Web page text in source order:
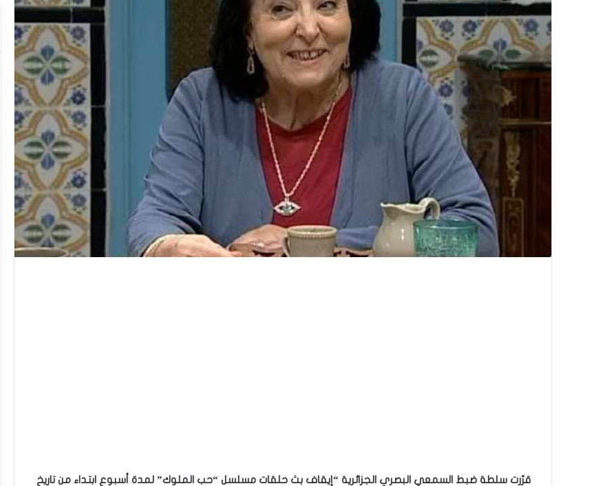
قرّرت سلطة ضبط السمعي البصري الجزائرية “إيقاف بث حلقات مسلسل “حب الملوك” لمدة أسبوع ابتداء من تاريخ